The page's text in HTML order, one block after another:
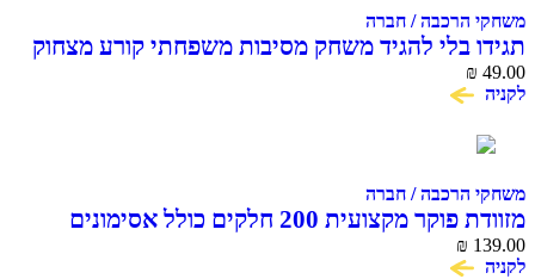
משחקי הרכבה / חברה
תגידו בלי להגיד משחק מסיבות משפחתי קורע מצחוק
₪ 49.00
לקניה
משחקי הרכבה / חברה
מזוודת פוקר מקצועית 200 חלקים כולל אסימונים
וקלפים
₪ 139.00
לקניה